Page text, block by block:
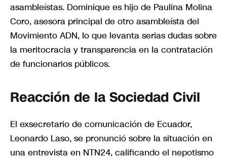
asambleístas. Dominique es hijo de Paulina Molina
Coro, asesora principal de otro asambleísta del
Movimiento ADN, lo que levanta serias dudas sobre
la meritocracia y transparencia en la contratación
de funcionarios públicos.
Reacción de la Sociedad Civil
El exsecretario de comunicación de Ecuador,
Leonardo Laso, se pronunció sobre la situación en
una entrevista en NTN24, calificando el nepotismo